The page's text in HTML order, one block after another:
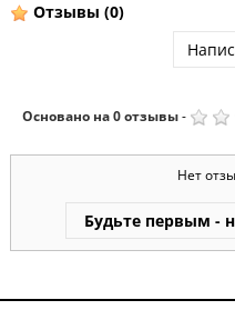
Отзывы (0)
Основано на0отзывы-
Нет
Будьте первым -